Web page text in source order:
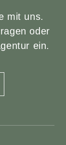
mit uns.
oder
ein.